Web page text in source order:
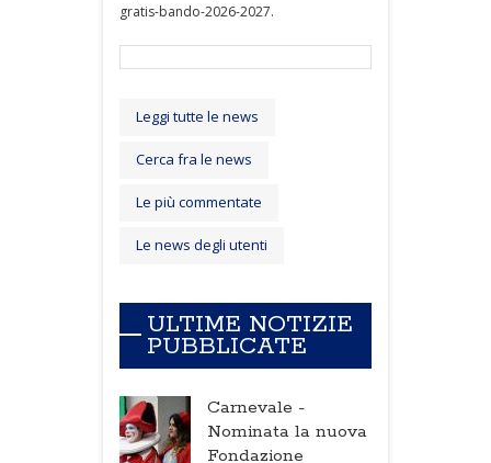
gratis-bando-2026-2027.
Leggi tutte le news
Cerca fra le news
Le più commentate
Le news degli utenti
ULTIME NOTIZIE
PUBBLICATE
Carnevale -
Nominata la nuova
Fondazione